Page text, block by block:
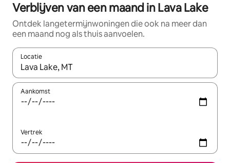
Verblijven van een maand in Lava Lake
Ontdek langetermijnwoningen die ook na meer dan
een maand nog als thuis aanvoelen.
Locatie
Wanneer er suggesties beschikbaar zijn, maak je een keuze
Aankomst
Vertrek